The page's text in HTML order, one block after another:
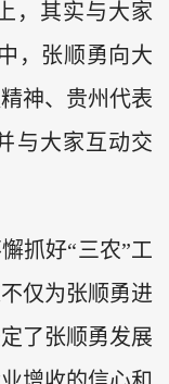
，其实与大家
，张顺勇向大
神、贵州代表
与大家互动交
抓好“三农”工
仅为张顺勇进
了张顺勇发展